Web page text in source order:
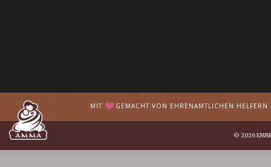
MIT GEMACHT VON EHRENAMTLICHEN
© 2026